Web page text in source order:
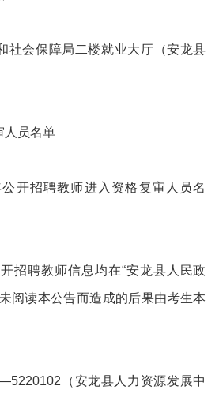
会保障局二楼就业大厅（安龙县
员名单
招聘教师进入资格复审人员名
聘教师信息均在“安龙县人民政
阅读本公告而造成的后果由考生本
（安龙县人力资源发展中